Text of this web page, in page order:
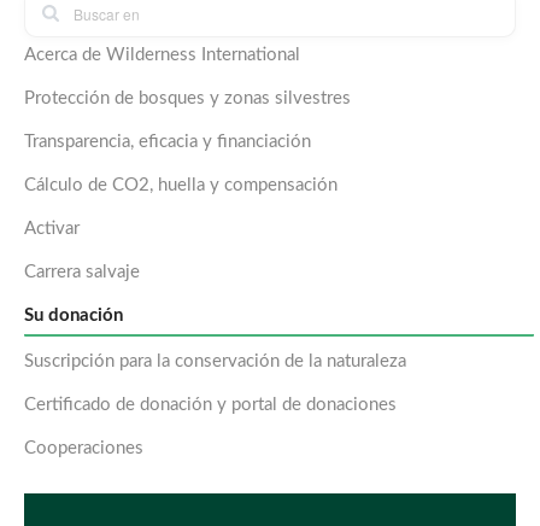
Acerca de Wilderness International
Protección de bosques y zonas silvestres
Transparencia, eficacia y financiación
Cálculo de CO2, huella y compensación
Activar
Carrera salvaje
Su donación
Suscripción para la conservación de la naturaleza
Certificado de donación y portal de donaciones
Cooperaciones